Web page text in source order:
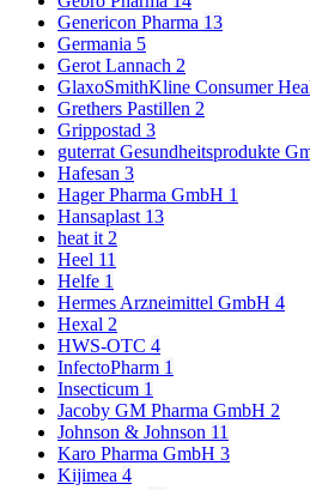
Genericon Pharma 13
Germania 5
Gerot Lannach 2
GlaxoSmithKline Consumer
Grethers Pastillen 2
Grippostad 3
guterrat Gesundheitsprodukte
Hafesan 3
Hager Pharma GmbH 1
Hansaplast 13
heat it 2
Heel 11
Helfe 1
Hermes Arzneimittel GmbH 4
Hexal 2
HWS-OTC 4
InfectoPharm 1
Insecticum 1
Jacoby GM Pharma GmbH 2
Johnson & Johnson 11
Karo Pharma GmbH 3
Kijimea 4